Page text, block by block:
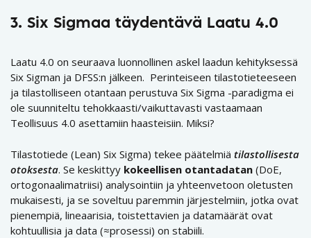
3. Six Sigmaa täydentävä Laatu 4.0
Laatu 4.0 on seuraava luonnollinen askel laadun kehityksessä
Six Sigman ja DFSS:n jälkeen. Perinteiseen tilastotieteeseen
ja tilastolliseen otantaan perustuva Six Sigma -paradigma ei
ole suunniteltu tehokkaasti/vaikuttavasti vastaamaan
Teollisuus 4.0 asettamiin haasteisiin. Miksi?
Tilastotiede (Lean) Six Sigma) tekee päätelmiä tilastollisesta
otoksesta. Se keskittyy kokeellisen otantadatan (DoE,
ortogonaalimatriisi) analysointiin ja yhteenvetoon oletusten
mukaisesti, ja se soveltuu paremmin järjestelmiin, jotka ovat
pienempiä, lineaarisia, toistettavien ja datamäärät ovat
kohtuullisia ja data (≈prosessi) on stabiili.